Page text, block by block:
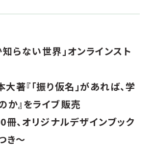
知らない世界」オンラインスト
著『「振り仮名」があれば、学
か』をライブ販売
、オリジナルデザインブック
き～